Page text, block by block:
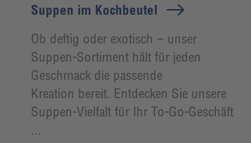
Suppen im Kochbeutel
Ob deftig oder exotisch – unser
Suppen-Sortiment hält für jeden
Geschmack die passende
Kreation bereit. Entdecken Sie unsere
Suppen-Vielfalt für Ihr To-Go-Geschäft
...